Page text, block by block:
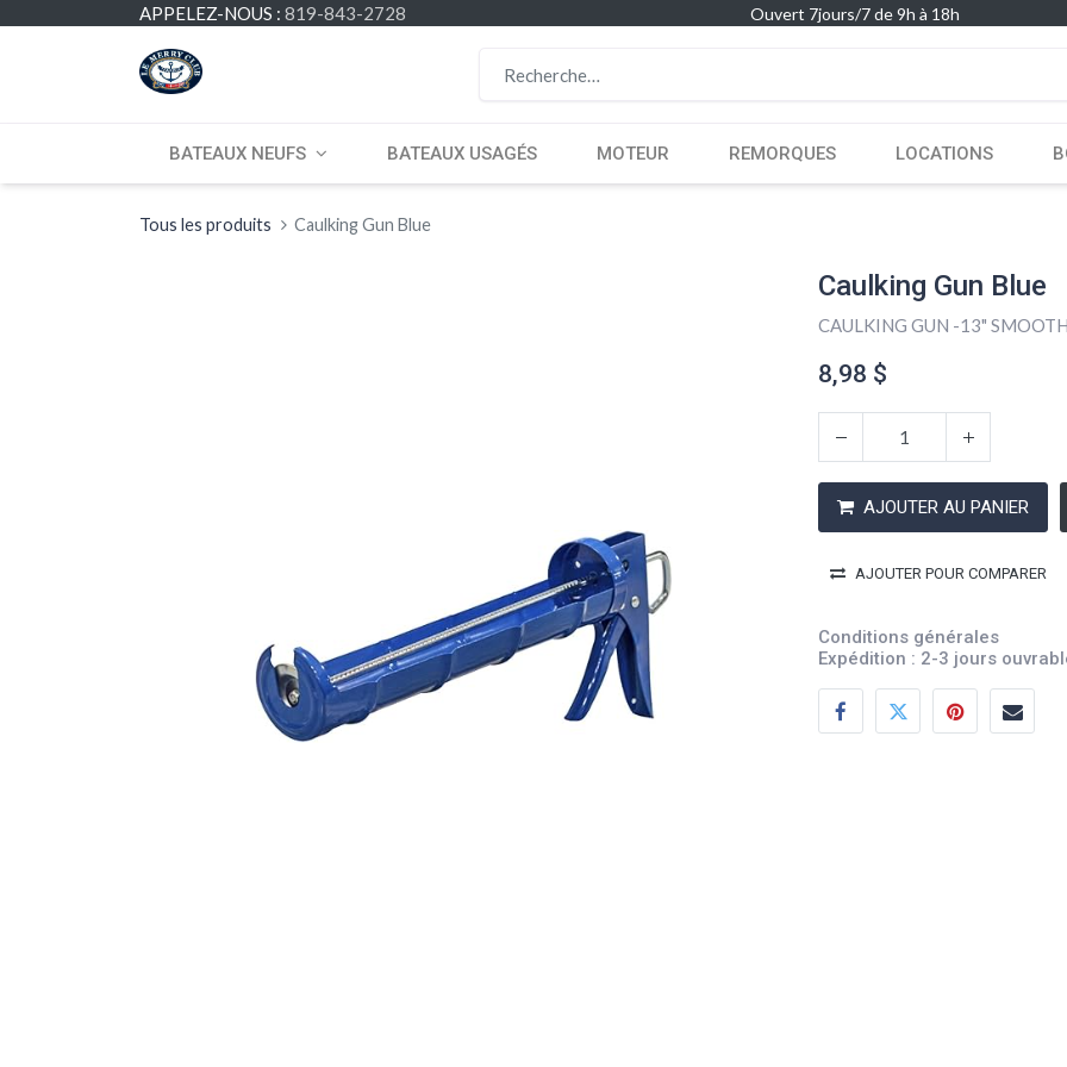
APPELEZ-NOUS : 819-843-2728 Ouvert 7jours/7 de 9h à 18h
BATEAUX NEUFS BATEAUX USAGÉS MOTEUR REMORQUES LOCATIONS
Tous les produits Caulking Gun Blue
Caulking Gun Blue
CAULKING GUN -13"
8,98 $
AJOUTER AU PANIER
AJOUTER POUR COMPARER
Conditions générales
Expédition : 2-3 jours